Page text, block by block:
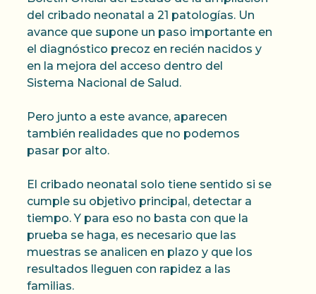
del cribado neonatal a 21 patologías. Un
avance que supone un paso importante en
el diagnóstico precoz en recién nacidos y
en la mejora del acceso dentro del
Sistema Nacional de Salud.
Pero junto a este avance, aparecen
también realidades que no podemos
pasar por alto.
El cribado neonatal solo tiene sentido si se
cumple su objetivo principal, detectar a
tiempo. Y para eso no basta con que la
prueba se haga, es necesario que las
muestras se analicen en plazo y que los
resultados lleguen con rapidez a las
familias.